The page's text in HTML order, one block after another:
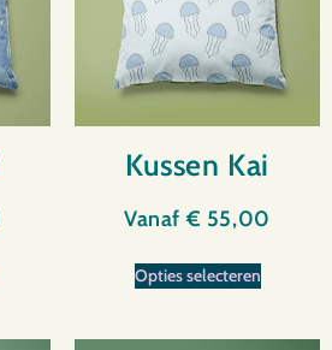
Kussen Kai
Vanaf€ 55,00
Opties selecteren